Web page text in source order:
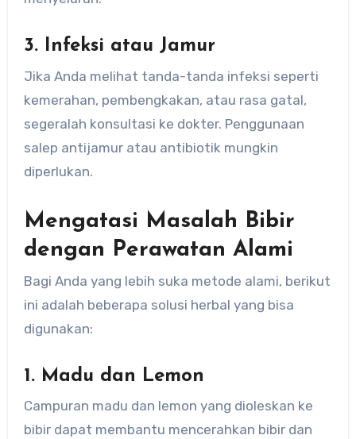
3. Infeksi atau Jamur
Jika Anda melihat tanda-tanda infeksi seperti
kemerahan, pembengkakan, atau rasa gatal,
segeralah konsultasi ke dokter. Penggunaan
salep antijamur atau antibiotik mungkin
diperlukan.
Mengatasi Masalah Bibir
dengan Perawatan Alami
Bagi Anda yang lebih suka metode alami, berikut
ini adalah beberapa solusi herbal yang bisa
digunakan:
1. Madu dan Lemon
Campuran madu dan lemon yang dioleskan ke
bibir dapat membantu mencerahkan bibir dan